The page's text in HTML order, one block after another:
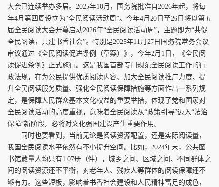
大会已连续举办多届。2025年10月，国务院批准自2026年起，将每
年4月第四周设立为“全民阅读活动周”。今年4月20日至26日将以第五
届全民阅读大会开幕启动2026年“全民阅读活动周”，主题即为“共促
全民阅读，共建书香社会”。特别是2025年11月27日国务院常务会议
审议通过《全民阅读促进条例（草案）》，今年2月1日，《全民阅
读促进条例》正式施行。这是我国首部专门规范全民阅读工作的行
政法规，在为公民提供优质阅读内容、加大全民阅读推广力度、提
升全民阅读服务质量、强化全民阅读保障措施等方面作出一系列规
定，是保障人民群众基本文化权益的重要举措，体现了党和国家对
全民阅读活动的高度重视，意味着全民阅读从“政策引导”迈入“法治
保障”新阶段，必将对文化强国建设产生重要作用。
同时也要看到，当前无论是阅读资源配置，还是实际阅读量，
我国全民阅读水平依然有不小提升空间。比如，2024年末，公共图
书馆藏量人均只有1.07册（件），城乡之间、区域之间、不同群体之
间的阅读资源还不平衡，对老年人、残疾人等群体的阅读保障还不
够有力。这些短板，影响着书香社会建设和人民精神富足的成色，